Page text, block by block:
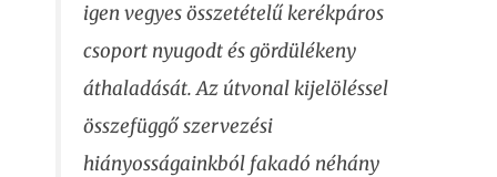
igen vegyes összetételű kerékpáros
csoport nyugodt és gördülékeny
áthaladását. Az útvonal kijelöléssel
összefüggő szervezési
hiányosságainkból fakadó néhány